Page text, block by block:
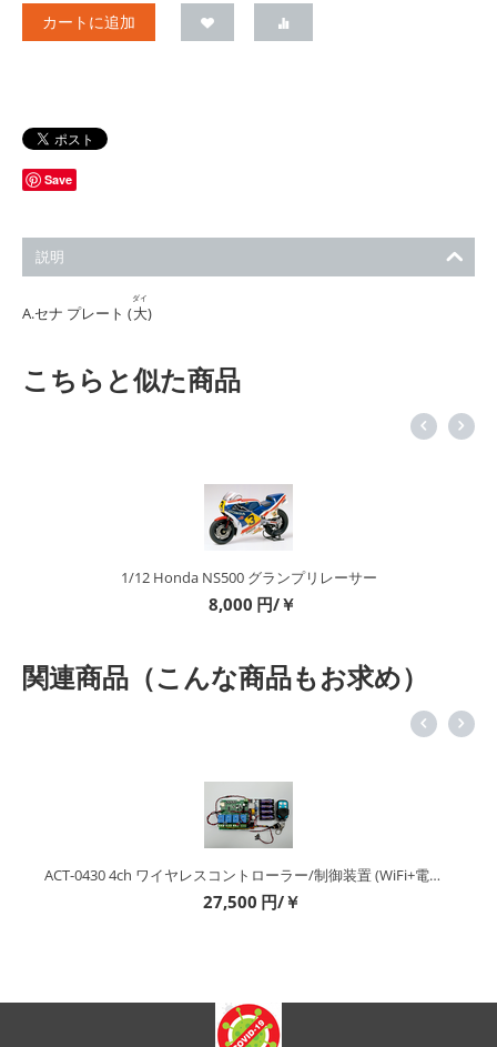
カートに追加
Save
説明
A.セナ プレート (大
ダイ
)
こちらと似た商品
1/12 Honda NS500 グランプリレーサー
8,000 円/￥
関連商品（こんな商品もお求め）
ACT-0430 4ch ワイヤレスコントローラー/制御装置 (WiFi+電波) (キット&完成品）
27,500 円/￥